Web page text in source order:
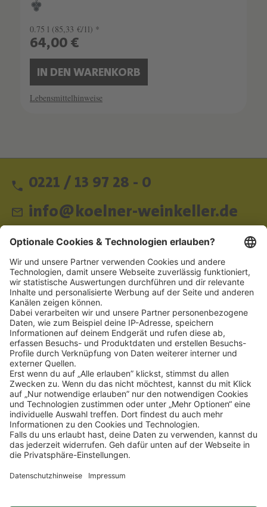
0.75 l (85,33 €/1l) *
64,00 €
IN DEN WARENKORB
Lebensmittelhinweise
0221 / 13 97 28 - 0
info@koelner-weinkeller.de
Schnellzugriff
ZAHLUNGSMETHODEN
SOCIAL
NEWSLETTER
BESUCHEN SIE UNS
Alle Preise inkl. gesetzl. Mehrwertsteuer zzgl. Versandkosten und ggf.
Nachnahmegebühren, wenn nicht anders angegeben.